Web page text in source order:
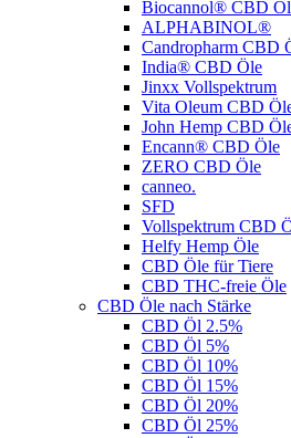
Biocannol® CBD
ALPHABINOL®
Candropharm CBD
India® CBD Öle
Jinxx Vollspektrum
Vita Oleum CBD
John Hemp CBD
Encann® CBD Öle
ZERO CBD Öle
canneo.
SFD
Vollspektrum CBD
Helfy Hemp Öle
CBD Öle für Tiere
CBD THC-freie Öle
CBD Öle nach Stärke
CBD Öl 2.5%
CBD Öl 5%
CBD Öl 10%
CBD Öl 15%
CBD Öl 20%
CBD Öl 25%